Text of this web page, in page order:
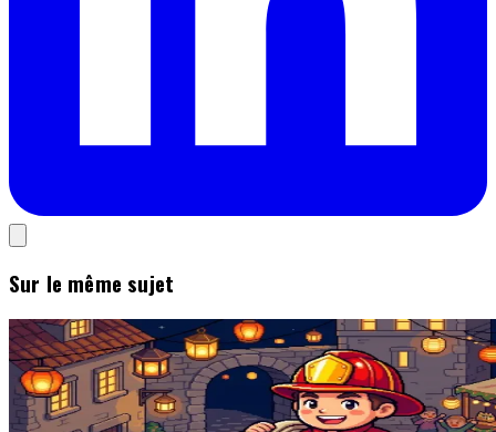
Sur le même sujet